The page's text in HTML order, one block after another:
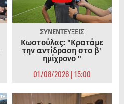
ΣΥΝΕΝΤΕΥΞΕΙΣ
Κωστούλας: "Κρατάμε
την αντίδραση στο β'
ημίχρονο "
01/08/2026 | 15:00